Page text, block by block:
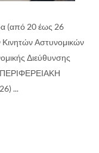
(από 20 έως 26
Κινητών Αστυνομικών
Διεύθυνσης
ΠΕΡΙΦΕΡΕΙΑΚΗ
...